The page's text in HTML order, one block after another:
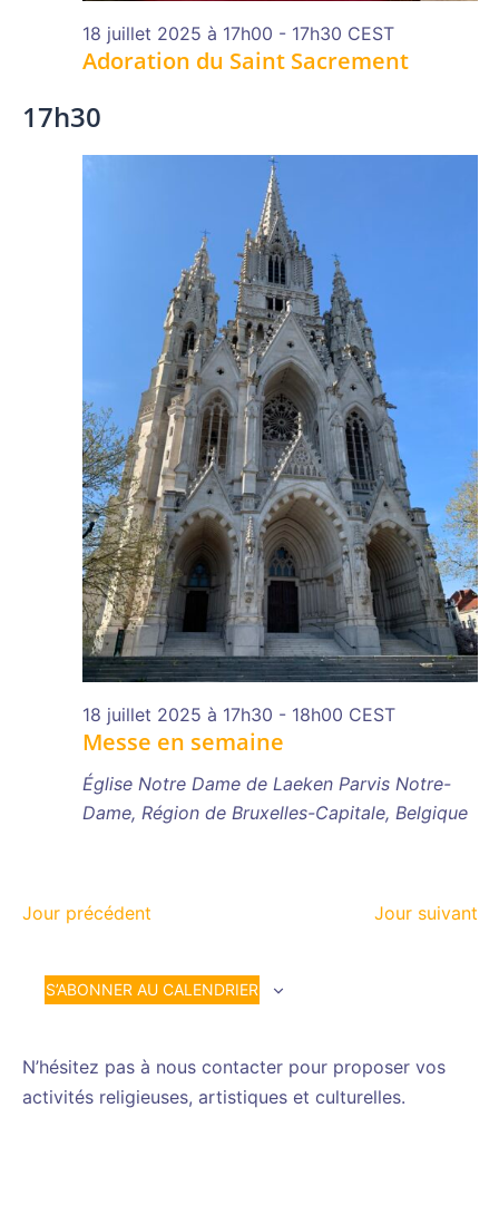
Adoration du Saint Sacrement
18 juillet 2025 à 17h00 - 17h30 CEST
17h30
Messe en semaine
18 juillet 2025 à 17h30 - 18h00 CEST
Église Notre Dame de Laeken Parvis Notre-
Dame, Région de Bruxelles-Capitale, Belgique
Jour précédent Jour suivant
S’ABONNER AU CALENDRIER
N’hésitez pas à nous contacter pour proposer vos
activités religieuses, artistiques et culturelles.